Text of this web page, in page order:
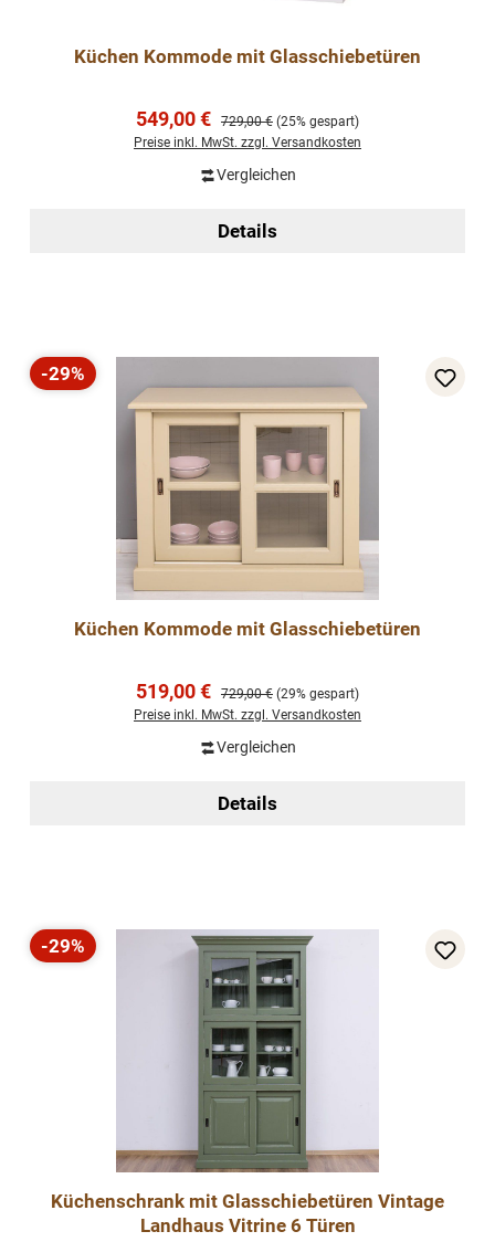
Küchen Kommode mit Glasschiebetüren
Verkaufspreis:
549,00 € Regulärer Preis:
729,00 € (25% gespart)
Preise inkl. MwSt. zzgl. Versandkosten
Vergleichen
Details
Rabatt
-29%
Küchen Kommode mit Glasschiebetüren
Verkaufspreis:
519,00 € Regulärer Preis:
729,00 € (29% gespart)
Preise inkl. MwSt. zzgl. Versandkosten
Vergleichen
Details
Rabatt
-29%
Küchenschrank mit Glasschiebetüren Vintage
Landhaus Vitrine 6 Türen